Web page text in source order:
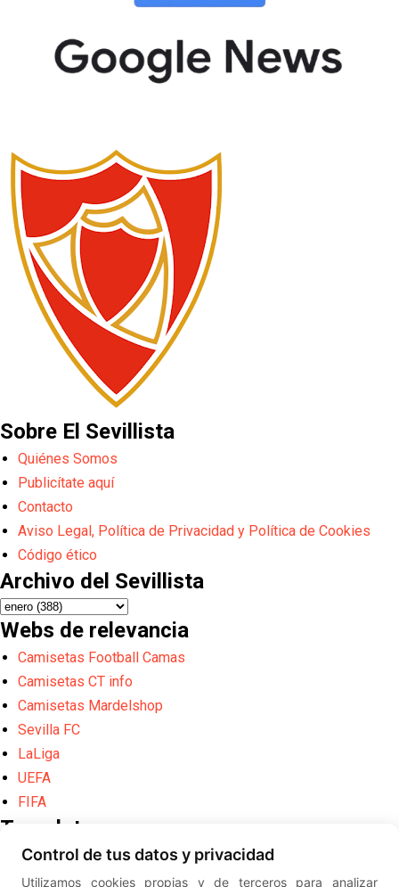
Sobre El Sevillista
Quiénes Somos
Publicítate aquí
Contacto
Aviso Legal, Política de Privacidad y Política de Cookies
Código ético
Archivo del Sevillista
Webs de relevancia
Camisetas Football Camas
Camisetas CT info
Camisetas Mardelshop
Sevilla FC
LaLiga
UEFA
FIFA
Translate
Powered by Translate
Control de tus datos y privacidad
Utilizamos cookies propias y de terceros para analizar